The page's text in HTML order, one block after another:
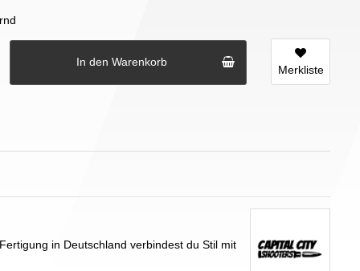
In den Warenkorb
Merkliste
in Deutschland verbindest du Stil mit